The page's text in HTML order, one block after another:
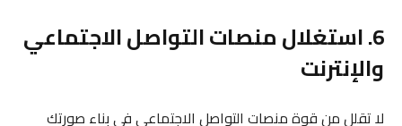
6. استغلال منصات التواصل الاجتماعي
والإنترنت
لا تقلل من قوة منصات التواصل الاجتماعي في بناء صورتك